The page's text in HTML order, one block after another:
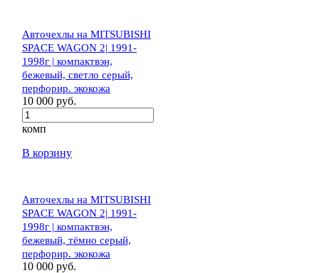
Авточехлы на MITSUBISHI
SPACE WAGON 2| 1991-
1998г | компактвэн,
бежевый, светло серый,
перфорир. экокожа
10 000 руб.
комп
В корзину
Авточехлы на MITSUBISHI
SPACE WAGON 2| 1991-
1998г | компактвэн,
бежевый, тёмно серый,
перфорир. экокожа
10 000 руб.